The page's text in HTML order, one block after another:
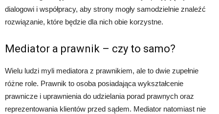
dialogowi i współpracy, aby strony mogły samodzielnie znaleźć
rozwiązanie, które będzie dla nich obie korzystne.
Mediator a prawnik – czy to samo?
Wielu ludzi myli mediatora z prawnikiem, ale to dwie zupełnie
różne role. Prawnik to osoba posiadająca wykształcenie
prawnicze i uprawnienia do udzielania porad prawnych oraz
reprezentowania klientów przed sądem. Mediator natomiast nie